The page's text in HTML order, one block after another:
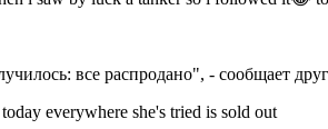
все распродано", - сообщает
everywhere she's tried is sold out